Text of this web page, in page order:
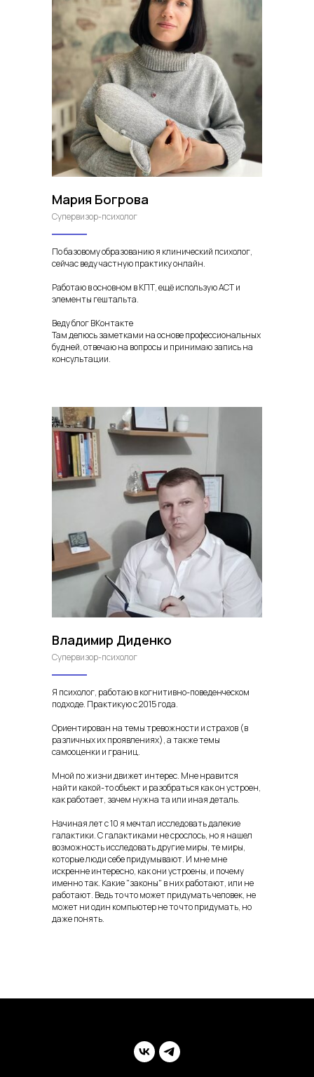
Мария Богрова
Супервизор-психолог
По базовому образованию я клинический психолог,
сейчас веду частную практику онлайн.
Работаю в основном в КПТ, ещё использую ACT и
элементы гештальта.
Веду блог ВКонтакте
Там делюсь заметками на основе профессиональных
будней, отвечаю на вопросы и принимаю запись на
консультации.
Владимир Диденко
Супервизор-психолог
Я психолог, работаю в когнитивно-поведенческом
подходе. Практикую с 2015 года.
Ориентирован на темы тревожности и страхов (в
различных их проявлениях), а также темы
самооценки и границ.
Мной по жизни движет интерес. Мне нравится
найти какой-то объект и разобраться как он устроен,
как работает, зачем нужна та или иная деталь.
Начиная лет с 10 я мечтал исследовать далекие
галактики. С галактиками не срослось, но я нашел
возможность исследовать другие миры, те миры,
которые люди себе придумывают. И мне мне
искренне интересно, как они устроены, и почему
именно так. Какие "законы" в них работают, или не
работают. Ведь то что может придумать человек, не
может ни один компьютер не то что придумать, но
даже понять.